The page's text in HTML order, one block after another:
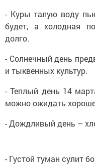
- Куры талую воду
будет, а холодная
долго.
- Солнечный день
и тыквенных культур.
- Теплый день 14
можно ожидать
- Дождливый день –
- Густой туман сулит